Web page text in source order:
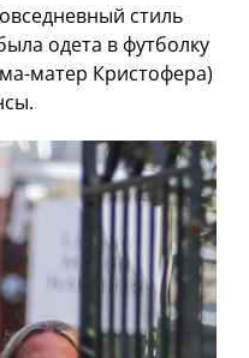
стиль
одета в футболку
матер Кристофера)